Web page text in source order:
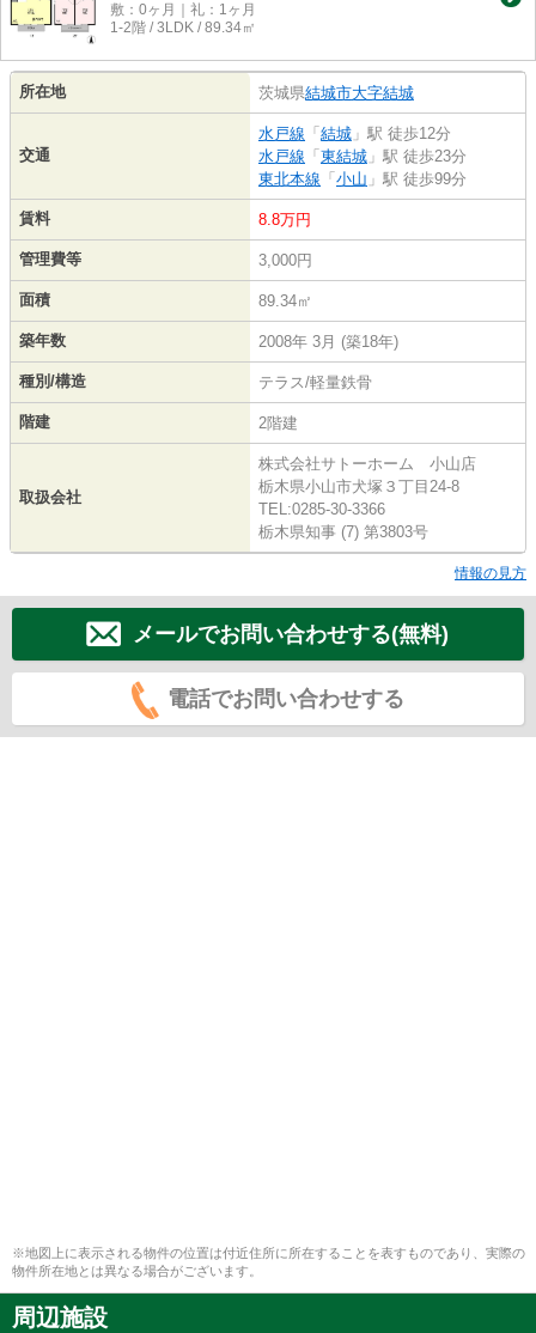
敷：0ヶ月｜礼：1ヶ月
1-2階 / 3LDK / 89.34㎡
所在地 茨城県結城市大字結城
交通
水戸線 「 結城 」駅 徒歩12分
水戸線 「 東結城 」駅 徒歩23分
東北本線 「 小山 」駅 徒歩99分
賃料 8.8万円
管理費等 3,000円
面積 89.34㎡
築年数 2008年 3月 (築18年)
種別/構造 テラス/軽量鉄骨
階建 2階建
取扱会社
株式会社サトーホーム 小山店
栃木県小山市犬塚３丁目24-8
TEL:0285-30-3366
栃木県知事 (7) 第3803号
情報の見方
メールでお問い合わせする(無料)
電話でお問い合わせする
※地図上に表示される物件の位置は付近住所に所在することを表すものであり、実際の
物件所在地とは異なる場合がございます。
周辺施設